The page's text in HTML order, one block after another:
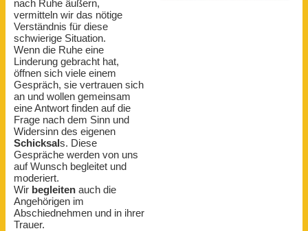
nach Ruhe äußern,
vermitteln wir das nötige
Verständnis für diese
schwierige Situation.
Wenn die Ruhe eine
Linderung gebracht hat,
öffnen sich viele einem
Gespräch, sie vertrauen sich
an und wollen gemeinsam
eine Antwort finden auf die
Frage nach dem Sinn und
Widersinn des eigenen
Schicksals. Diese
Gespräche werden von uns
auf Wunsch begleitet und
moderiert.
Wir begleiten auch die
Angehörigen im
Abschiednehmen und in ihrer
Trauer.